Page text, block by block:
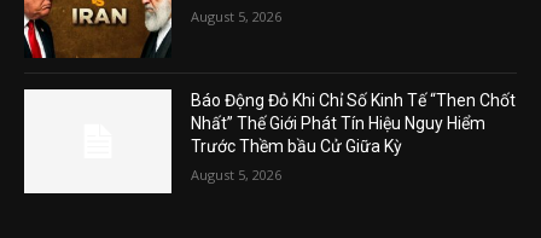
August 5, 2026
Báo Động Đỏ Khi Chỉ Số Kinh Tế “Then Chốt
Nhất” Thế Giới Phát Tín Hiệu Nguy Hiểm
Trước Thềm bầu Cử Giữa Kỳ
August 5, 2026